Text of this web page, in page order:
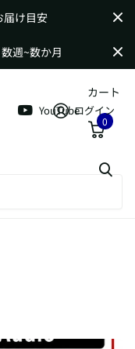
け目安
週~数か月
YouTubeログイン
カート
0